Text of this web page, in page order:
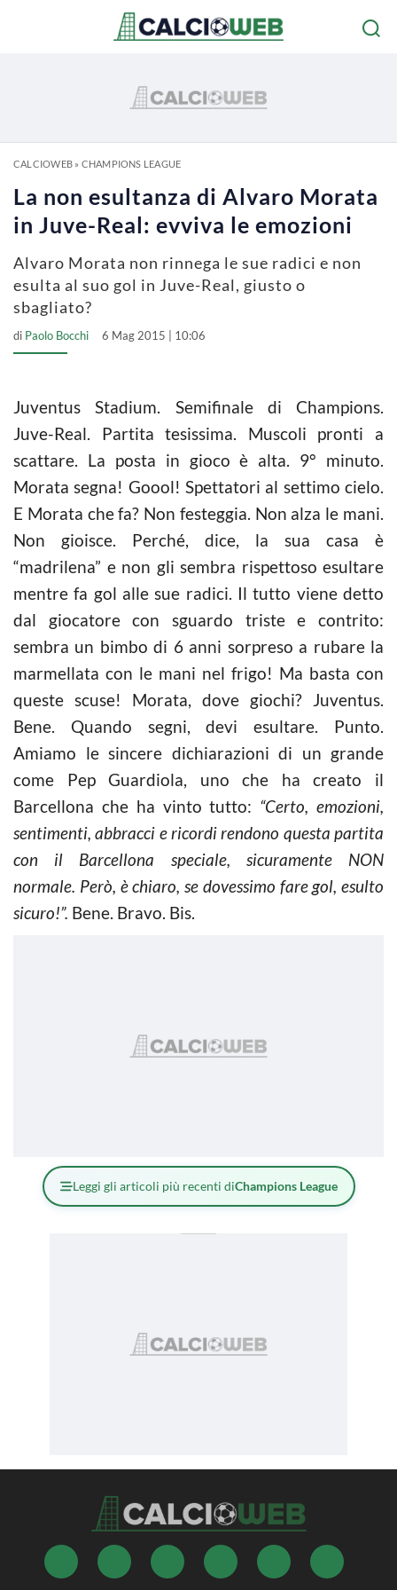
CALCIOWEB» CHAMPIONS LEAGUE
La non esultanza di Alvaro Morata
in Juve-Real: evviva le emozioni
Alvaro Morata non rinnega le sue radici e non
esulta al suo gol in Juve-Real, giusto o
sbagliato?
di Paolo Bocchi 6 Mag 2015 | 10:06
Juventus Stadium. Semifinale di Champions.
Juve-Real. Partita tesissima. Muscoli pronti a
scattare. La posta in gioco è alta. 9° minuto.
Morata segna! Goool! Spettatori al settimo cielo.
E Morata che fa? Non festeggia. Non alza le mani.
Non gioisce. Perché, dice, la sua casa è
“madrilena” e non gli sembra rispettoso esultare
mentre fa gol alle sue radici. Il tutto viene detto
dal giocatore con sguardo triste e contrito:
sembra un bimbo di 6 anni sorpreso a rubare la
marmellata con le mani nel frigo! Ma basta con
queste scuse! Morata, dove giochi? Juventus.
Bene. Quando segni, devi esultare. Punto.
Amiamo le sincere dichiarazioni di un grande
come Pep Guardiola, uno che ha creato il
Barcellona che ha vinto tutto: “Certo, emozioni,
sentimenti, abbracci e ricordi rendono questa partita
con il Barcellona speciale, sicuramente NON
normale. Però, è chiaro, se dovessimo fare gol, esulto
sicuro!”. Bene. Bravo. Bis.
Leggi gli articoli più recenti diChampions League